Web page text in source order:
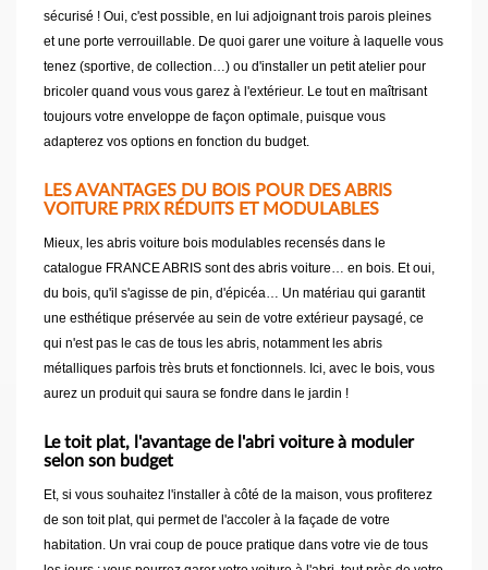
sécurisé ! Oui, c'est possible, en lui adjoignant trois parois pleines
et une porte verrouillable. De quoi garer une voiture à laquelle vous
tenez (sportive, de collection…) ou d'installer un petit atelier pour
bricoler quand vous vous garez à l'extérieur. Le tout en maîtrisant
toujours votre enveloppe de façon optimale, puisque vous
adapterez vos options en fonction du budget.
LES AVANTAGES DU BOIS POUR DES ABRIS
VOITURE PRIX RÉDUITS ET MODULABLES
Mieux, les abris voiture bois modulables recensés dans le
catalogue FRANCE ABRIS sont des abris voiture… en bois. Et oui,
du bois, qu'il s'agisse de pin, d'épicéa… Un matériau qui garantit
une esthétique préservée au sein de votre extérieur paysagé, ce
qui n'est pas le cas de tous les abris, notamment les abris
métalliques parfois très bruts et fonctionnels. Ici, avec le bois, vous
aurez un produit qui saura se fondre dans le jardin !
Le toit plat, l'avantage de l'abri voiture à moduler
selon son budget
Et, si vous souhaitez l'installer à côté de la maison, vous profiterez
de son toit plat, qui permet de l'accoler à la façade de votre
habitation. Un vrai coup de pouce pratique dans votre vie de tous